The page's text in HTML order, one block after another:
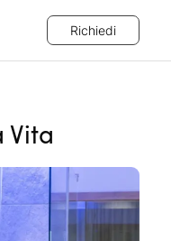
Richiedi
Vita